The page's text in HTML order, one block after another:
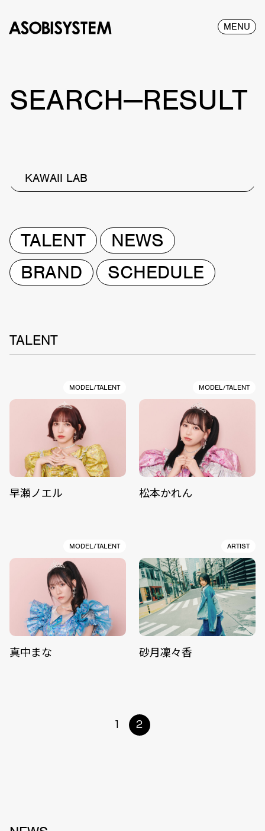
MENU
SEARCH—RESULT
KAWAII LAB
TALENT
NEWS
BRAND
SCHEDULE
TALENT
MODEL/TALENT
早瀬ノエル
MODEL/TALENT
松本かれん
MODEL/TALENT
真中まな
ARTIST
砂月凜々香
1 2